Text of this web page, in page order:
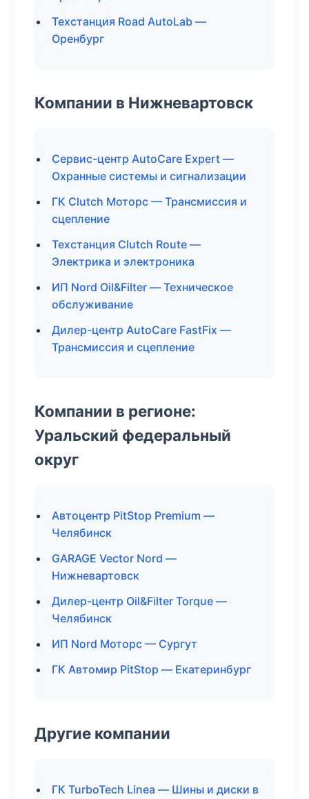
Техстанция Road AutoLab —
Оренбург
Компании в Нижневартовск
Сервис-центр AutoCare Expert —
Охранные системы и сигнализации
ГК Clutch Моторс — Трансмиссия и
сцепление
Техстанция Clutch Route —
Электрика и электроника
ИП Nord Oil&Filter — Техническое
обслуживание
Дилер-центр AutoCare FastFix —
Трансмиссия и сцепление
Компании в регионе:
Уральский федеральный
округ
Автоцентр PitStop Premium —
Челябинск
GARAGE Vector Nord —
Нижневартовск
Дилер-центр Oil&Filter Torque —
Челябинск
ИП Nord Моторс — Сургут
ГК Автомир PitStop — Екатеринбург
Другие компании
ГК TurboTech Linea — Шины и диски в